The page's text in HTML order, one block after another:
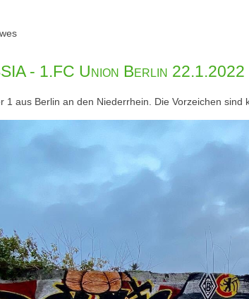
- 1.FC Union Berlin 22.1.2022
1 aus Berlin an den Niederrhein. Die Vorzeichen sind